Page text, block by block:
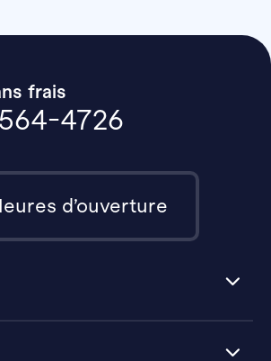
frais
4726
d’ouverture